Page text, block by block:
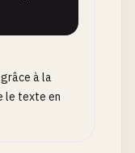
à la
le texte en